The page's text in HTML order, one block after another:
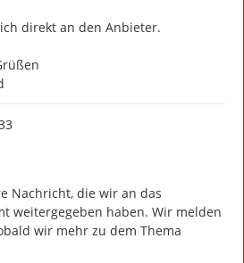
direkt an den Anbieter.
Nachricht, die wir an das
weitergegeben haben. Wir melden
wir mehr zu dem Thema